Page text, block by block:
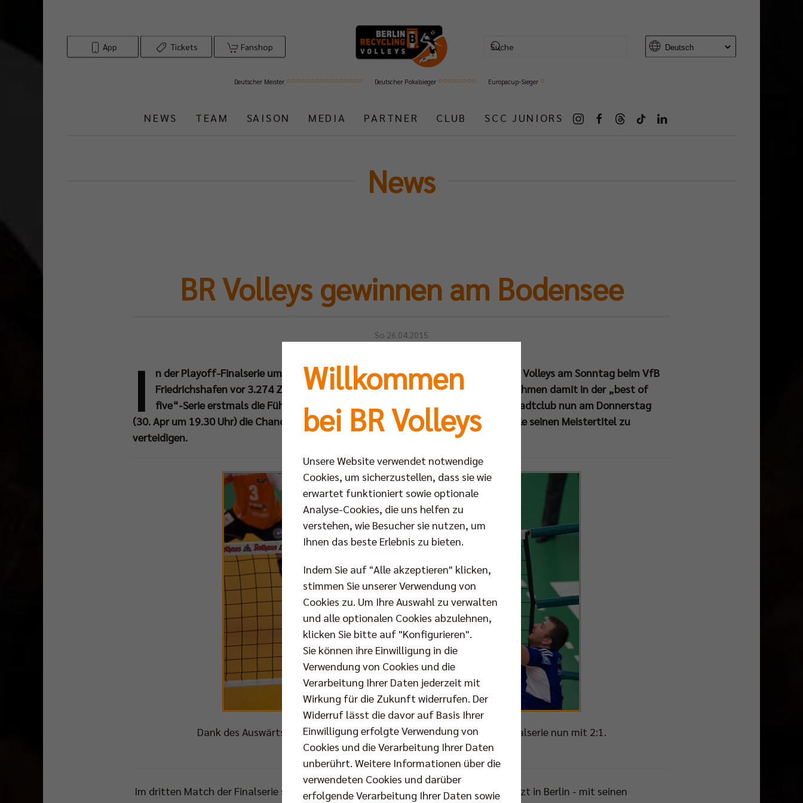
App Tickets Fanshop
Deutscher Meister Deutscher Pokalsieger Europacup-Sieger
NEWS TEAM SAISON MEDIA PARTNER CLUB SCC JUNIORS
News
BR Volleys gewinnen am Bodensee
So 26.04.2015
I
n der Playoff-Finalserie um die Deutsche Meisterschaft 2015 gewannen die BR Volleys am Sonntag beim VfB
Friedrichshafen vor 3.274 Zuschauern mit 3:0 (26:24, 25:21, 25:15) und übernahmen damit in der „best of
five“-Serie erstmals die Führung. Aufgrund des Auswärtssiegs hat der Hauptstadtclub nun am Donnerstag
(30. Apr um 19.30 Uhr) die Chance, vor heimischer Kulisse in der Max-Schmeling-Halle seinen Meistertitel zu
verteidigen.
Dank des Auswärtssiegs führen die BR Volleys in der "best of five"-Finalserie nun mit 2:1.
Foto: Eckhard Herfet, Berlin
Im dritten Match der Finalserie startete BR Volleys Coach Mark Lebedew - wie zuletzt in Berlin - mit seinen
Willkommen
bei BR Volleys
Unsere Website verwendet notwendige
Cookies, um sicherzustellen, dass sie wie
erwartet funktioniert sowie optionale
Analyse-Cookies, die uns helfen zu
verstehen, wie Besucher sie nutzen, um
Ihnen das beste Erlebnis zu bieten.
Indem Sie auf "Alle akzeptieren" klicken,
stimmen Sie unserer Verwendung von
Cookies zu. Um Ihre Auswahl zu verwalten
und alle optionalen Cookies abzulehnen,
klicken Sie bitte auf "Konfigurieren".
Sie können ihre Einwilligung in die
Verwendung von Cookies und die
Verarbeitung Ihrer Daten jederzeit mit
Wirkung für die Zukunft widerrufen. Der
Widerruf lässt die davor auf Basis Ihrer
Einwilligung erfolgte Verwendung von
Cookies und die Verarbeitung Ihrer Daten
unberührt. Weitere Informationen über die
verwendeten Cookies und darüber
erfolgende Verarbeitung Ihrer Daten sowie